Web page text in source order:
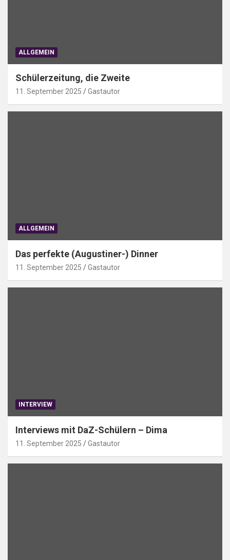
ALLGEMEIN
Schülerzeitung, die Zweite
11. September 2025 Gastautor
ALLGEMEIN
Das perfekte (Augustiner-) Dinner
11. September 2025 Gastautor
INTERVIEW
Interviews mit DaZ-Schülern – Dima
11. September 2025 Gastautor